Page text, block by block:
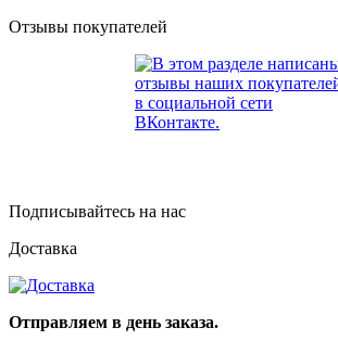
Отзывы покупателей
Подписывайтесь на нас
Доставка
Отправляем в день заказа.